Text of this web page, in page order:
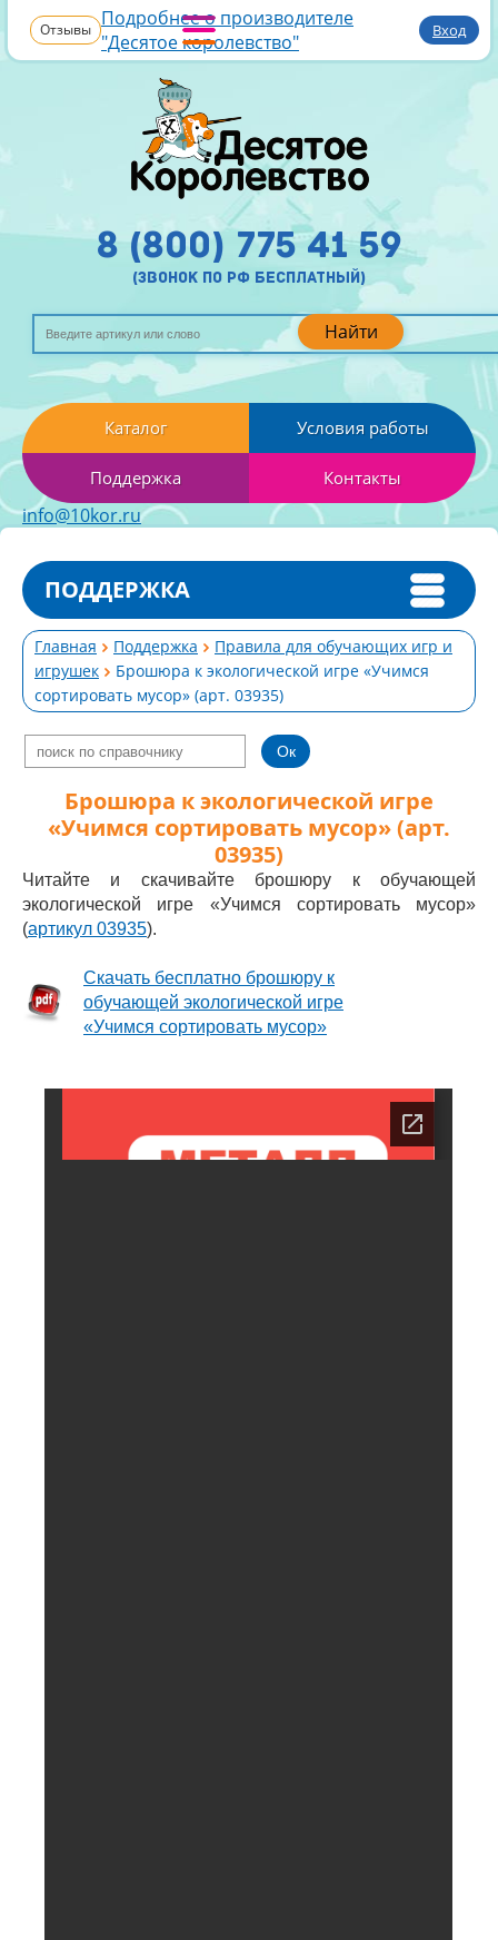
Отзывы Подробнее о производителе
"Десятое королевство"
Вход
Найти
8 (800) 775 41 59
(звонок по рф бесплатный)
Каталог Условия работы
Поддержка Контакты
info@10kor.ru
ПОДДЕРЖКА
Главная Поддержка
Правила для обучающих игр и
игрушек
Брошюра к экологической игре «Учимся
сортировать мусор» (арт. 03935)
Брошюра к экологической игре
«Учимся сортировать мусор» (арт.
03935)
Читайте и скачивайте брошюру к обучающей
экологической игре «Учимся сортировать мусор»
(артикул 03935).
Скачать бесплатно брошюру к
обучающей экологической игре
«Учимся сортировать мусор»